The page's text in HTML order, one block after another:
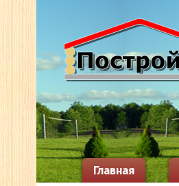
Главная